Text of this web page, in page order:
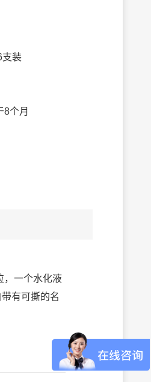
支装
8个月
，一个水化液
有可撕的名